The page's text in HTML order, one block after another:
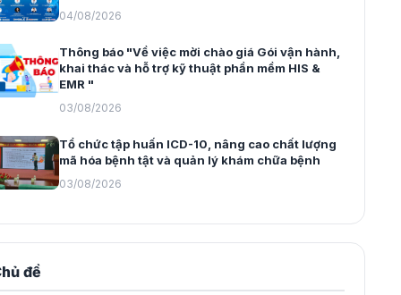
04/08/2026
Thông báo "Về việc mời chào giá Gói vận hành,
khai thác và hỗ trợ kỹ thuật phần mềm HIS &
EMR "
03/08/2026
Tổ chức tập huấn ICD-10, nâng cao chất lượng
mã hóa bệnh tật và quản lý khám chữa bệnh
03/08/2026
đề